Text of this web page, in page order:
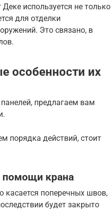
используется не только
для отделки
Это связано, в
особенности их
предлагаем вам
порядка действий, стоит
помощи крана
поперечных швов,
будет закрыто